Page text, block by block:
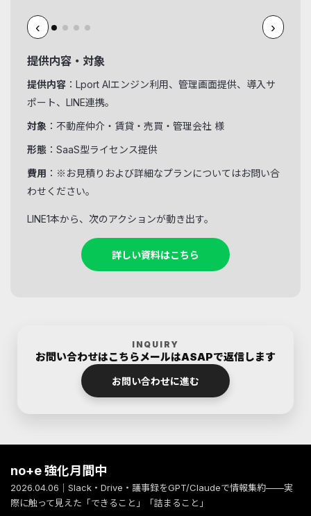
‹ ›
提供内容・対象
提供内容 ：Lport AIエンジン利用、管理画面提供、導入サ
ポート、LINE連携。
対象 ：不動産仲介・賃貸・売買・管理会社 様
形態 ：SaaS型ライセンス提供
費用 ：※お見積りおよび詳細なプランについてはお問い合
わせください。
LINE1本から、次のアクションが動き出す。
詳しい資料はこちら
INQUIRY
お問い合わせはこちらメールはASAPで返信します
お問い合わせに進む
no+e 強化月間中
2026.04.06｜Slack・Drive・議事録をGPT/Claudeで情報集約——実
際に触って見えた「できること」「詰まること」